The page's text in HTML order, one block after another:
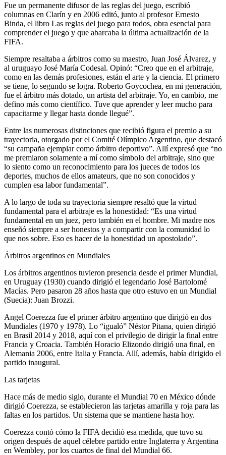
Fue un permanente difusor de las reglas del juego, escribió
columnas en Clarín y en 2006 editó, junto al profesor Ernesto
Binda, el libro Las reglas del juego para todos, obra esencial para
comprender el juego y que abarcaba la última actualización de la
FIFA.
Siempre resaltaba a árbitros como su maestro, Juan José Álvarez, y
al uruguayo José María Codesal. Opinó: “Creo que en el arbitraje,
como en las demás profesiones, están el arte y la ciencia. El primero
se tiene, lo segundo se logra. Roberto Goycochea, en mi generación,
fue el árbitro más dotado, un artista del arbitraje. Yo, en cambio, me
defino más como científico. Tuve que aprender y leer mucho para
capacitarme y llegar hasta donde llegué”.
Entre las numerosas distinciones que recibió figura el premio a su
trayectoria, otorgado por el Comité Olímpico Argentino, que destacó
“su campaña ejemplar como árbitro deportivo”. Allí expresó que “no
me premiaron solamente a mí como símbolo del arbitraje, sino que
lo siento como un reconocimiento para los jueces de todos los
deportes, muchos de ellos amateurs, que no son conocidos y
cumplen esa labor fundamental”.
A lo largo de toda su trayectoria siempre resaltó que la virtud
fundamental para el arbitraje es la honestidad: “Es una virtud
fundamental en un juez, pero también en el hombre. Mi madre nos
enseñó siempre a ser honestos y a compartir con la comunidad lo
que nos sobre. Eso es hacer de la honestidad un apostolado”.
Árbitros argentinos en Mundiales
Los árbitros argentinos tuvieron presencia desde el primer Mundial,
en Uruguay (1930) cuando dirigió el legendario José Bartolomé
Macías. Pero pasaron 28 años hasta que otro estuvo en un Mundial
(Suecia): Juan Brozzi.
Angel Coerezza fue el primer árbitro argentino que dirigió en dos
Mundiales (1970 y 1978). Lo “igualó” Néstor Pitana, quien dirigió
en Brasil 2014 y 2018, aquí con el privilegio de dirigir la final entre
Francia y Croacia. También Horacio Elizondo dirigió una final, en
Alemania 2006, entre Italia y Francia. Allí, además, había dirigido el
partido inaugural.
Las tarjetas
Hace más de medio siglo, durante el Mundial 70 en México dónde
dirigió Coerezza, se establecieron las tarjetas amarilla y roja para las
faltas en los partidos. Un sistema que se mantiene hasta hoy.
Coerezza contó cómo la FIFA decidió esa medida, que tuvo su
origen después de aquel célebre partido entre Inglaterra y Argentina
en Wembley, por los cuartos de final del Mundial 66.